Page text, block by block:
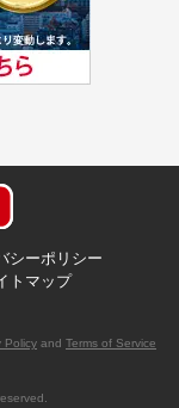
シーポリシー
トマップ
Policy and Terms of Service